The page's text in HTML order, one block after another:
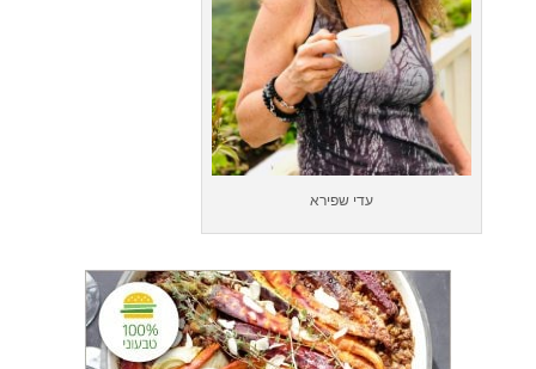
עדי שפירא